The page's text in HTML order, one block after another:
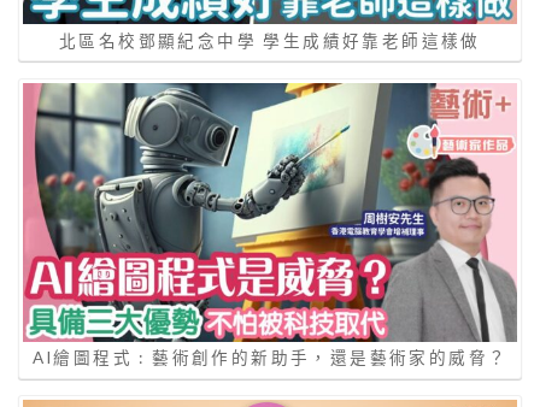
北區名校鄧顯紀念中學 學生成績好靠老師這樣做
AI繪圖程式 : 藝術創作的新助手，還是藝術家的威脅？